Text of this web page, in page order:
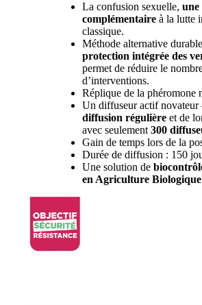
La confusion sexuelle, une
complémentaire à la lutte
classique.
Méthode alternative
protection intégrée des
permet de réduire le
d’interventions.
Réplique de la phéromone
Un diffuseur actif novateur
diffusion régulière et de
avec seulement 300
Gain de temps lors de la
Durée de diffusion : 150
Une solution de
en Agriculture